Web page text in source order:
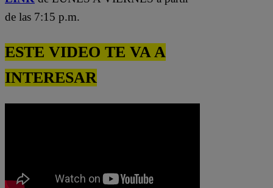
de las 7:15 p.m.
ESTE VIDEO TE VA A
INTERESAR